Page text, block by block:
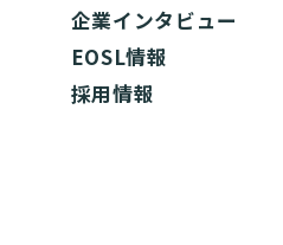
企業インタビュー
EOSL情報
採用情報